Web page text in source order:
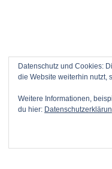
Datenschutz und Cookies:
die Website weiterhin nutzt,
Weitere Informationen,
du hier: